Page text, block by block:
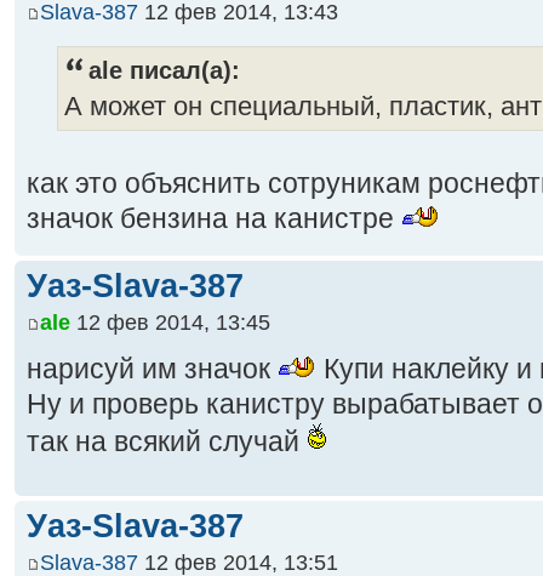
Slava-387 12 фев 2014, 13:43
ale писал(а):
А может он специальный, пластик,
как это объяснить сотруникам
значок бензина на канистре
Уаз-Slava-387
ale 12 фев 2014, 13:45
нарисуй им значок
Купи наклейку
Ну и проверь канистру вырабатывает
так на всякий случай
Уаз-Slava-387
Slava-387 12 фев 2014, 13:51